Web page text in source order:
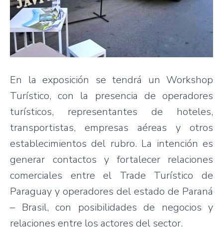
En la exposición se tendrá un Workshop
Turístico, con la presencia de operadores
turísticos, representantes de hoteles,
transportistas, empresas aéreas y otros
establecimientos del rubro. La intención es
generar contactos y fortalecer relaciones
comerciales entre el Trade Turístico de
Paraguay y operadores del estado de Paraná
– Brasil, con posibilidades de negocios y
relaciones entre los actores del sector.